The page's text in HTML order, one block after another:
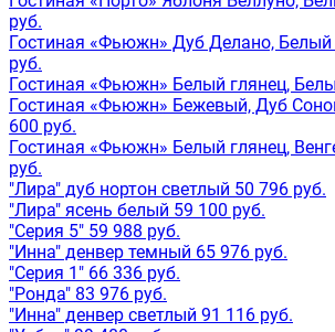
руб.
Гостиная «Фьюжн» Дуб Делано, Белый
руб.
Гостиная «Фьюжн» Белый глянец,
Гостиная «Фьюжн» Бежевый, Дуб
600 руб.
Гостиная «Фьюжн» Белый глянец,
руб.
"Лира" дуб нортон светлый 50 796 руб.
"Лира" ясень белый 59 100 руб.
"Серия 5" 59 988 руб.
"Инна" денвер темный 65 976 руб.
"Серия 1" 66 336 руб.
"Ронда" 83 976 руб.
"Инна" денвер светлый 91 116 руб.